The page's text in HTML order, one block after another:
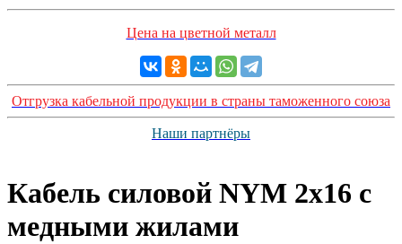
Цена на цветной металл
Отгрузка кабельной продукции в страны таможенного союза
Наши партнёры
Кабель силовой NYM 2x16 с
медными жилами